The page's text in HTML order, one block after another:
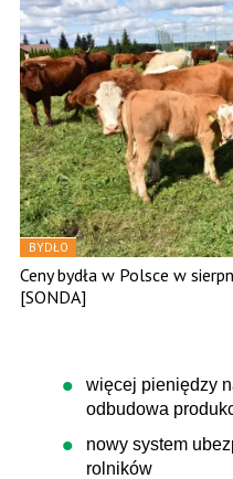
BYDŁO
Ceny bydła w Polsce w
[SONDA]
więcej pieniędzy
odbudowa
nowy system
rolników